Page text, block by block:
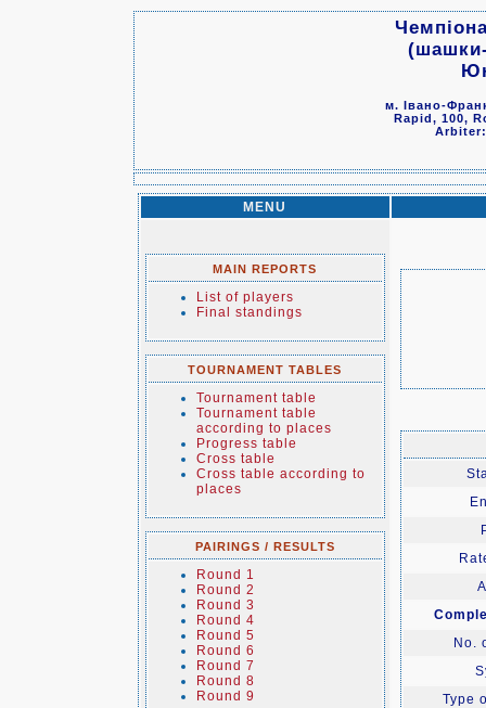
м. Івано-
Rapid, 100,
MENU
MAIN REPORTS
List of players
Final standings
TOURNAMENT TABLES
Tournament table
Tournament table
according to places
Progress table
Cross table
Cross table according to
places
PAIRINGS / RESULTS
Round 1
Round 2
Round 3
Round 4
Round 5
Round 6
Round 7
Round 8
Round 9
No.
Type